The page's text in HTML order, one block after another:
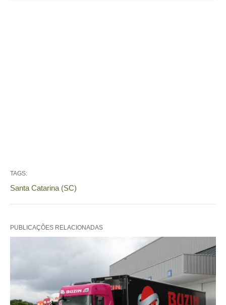
TAGS:
Santa Catarina (SC)
PUBLICAÇÕES RELACIONADAS